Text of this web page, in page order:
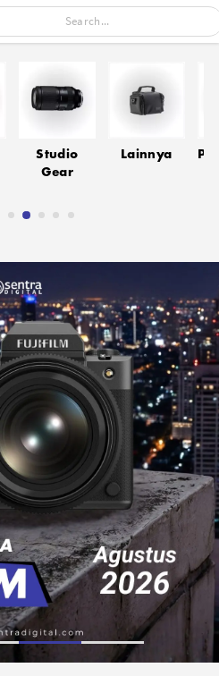
Lainnya Photography